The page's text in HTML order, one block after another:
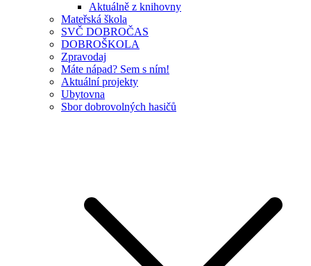
Aktuálně z knihovny
Mateřská škola
SVČ DOBROČAS
DOBROŠKOLA
Zpravodaj
Máte nápad? Sem s ním!
Aktuální projekty
Ubytovna
Sbor dobrovolných hasičů